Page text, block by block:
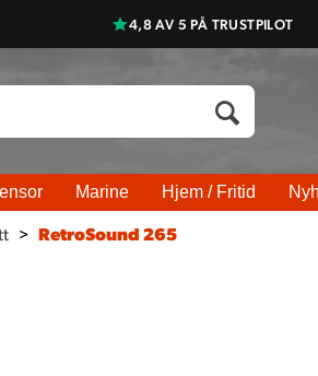
4,8 AV 5 PÅ TRUSTPILOT
Marine Hjem / Fritid
> RetroSound 265